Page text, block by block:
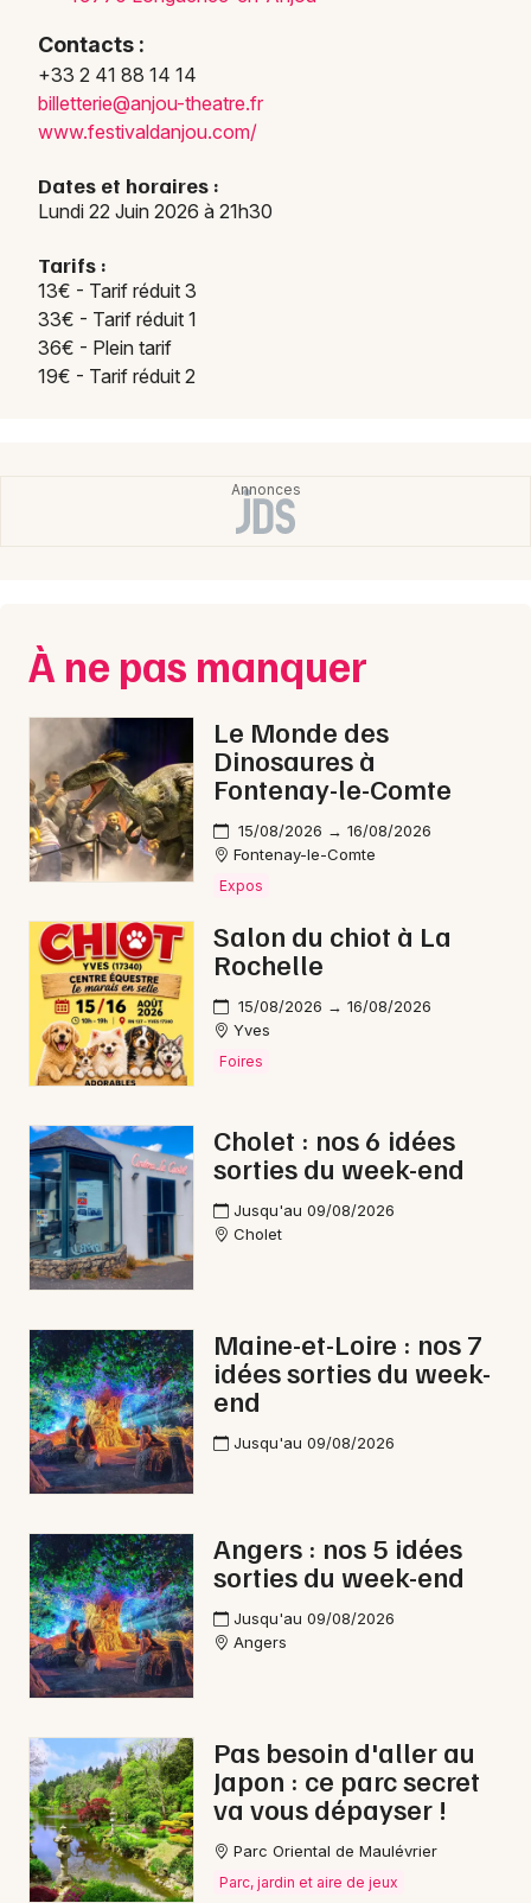
Actus à Angers
Magazine à Angers
49 - Maine-et-Loire
Choisir mes départements
Je m'abonne
Contacts :
+33 2 41 88 14 14
billetterie@anjou-theatre.fr
www.festivaldanjou.com/
Dates et horaires :
Lundi 22 Juin 2026 à 21h30
Tarifs :
13€ - Tarif réduit 3
33€ - Tarif réduit 1
36€ - Plein tarif
19€ - Tarif réduit 2
À ne pas manquer
Le Monde des
Dinosaures à
Fontenay-le-Comte
15/08/2026 → 16/08/2026
Fontenay-le-Comte
Expos
Salon du chiot à La
Rochelle
15/08/2026 → 16/08/2026
Yves
Foires
Cholet : nos 6 idées
sorties du week-end
Jusqu'au 09/08/2026
Cholet
Maine-et-Loire : nos 7
idées sorties du week-
end
Jusqu'au 09/08/2026
Angers : nos 5 idées
sorties du week-end
Jusqu'au 09/08/2026
Angers
Pas besoin d'aller au
Japon : ce parc secret
va vous dépayser !
Parc Oriental de Maulévrier
Parc, jardin et aire de jeux